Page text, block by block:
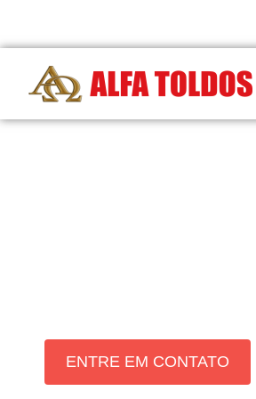
ENTRE EM CONTATO